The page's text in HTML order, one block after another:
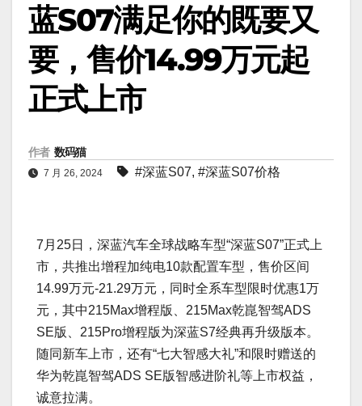
蓝S07满足你的既要又
要，售价14.99万元起
正式上市
作者 数码猫
7 月 26, 2024 #深蓝S07, #深蓝S07价格
7月25日，深蓝汽车全球战略车型“深蓝S07”正式上
市，共推出增程加纯电10款配置车型，售价区间
14.99万元-21.29万元，同时全系车型限时优惠1万
元，其中215Max增程版、215Max乾崑智驾ADS
SE版、215Pro增程版为深蓝S7经典再升级版本。
随同新车上市，还有“七大智感大礼”和限时赠送的
华为乾崑智驾ADS SE版智感进阶礼等上市权益，
诚意拉满。